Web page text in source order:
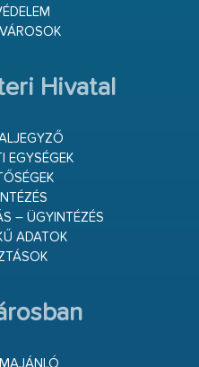
Hivatal
EGYSÉGEK
– ÜGYINTÉZÉS
ADATOK